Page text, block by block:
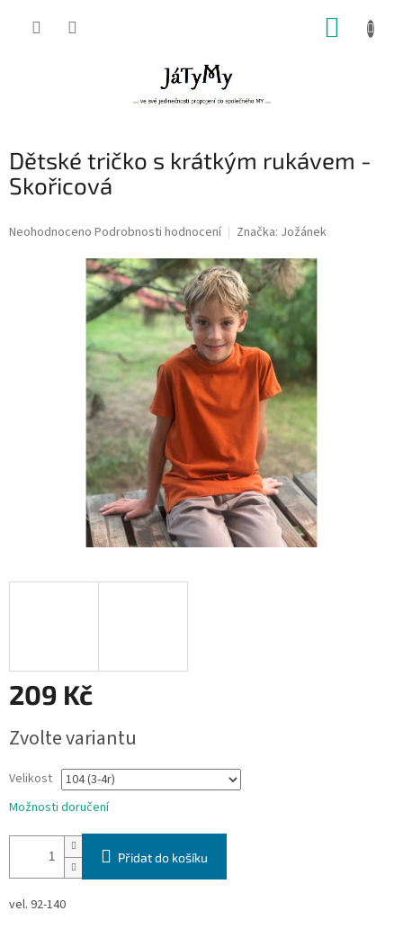
Dětské tričko s krátkým rukávem -
Skořicová
Průměrné
Neohodnoceno Podrobnosti hodnocení Značka: Jožánek
209 Kč
cena:
Zvolte variantu
Velikost
Možnosti doručení
Přidat do košíku
vel. 92-140